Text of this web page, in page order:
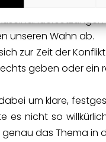
unseren Wahn ab.
zur Zeit der
geben oder ein
um klare,
es nicht so
das Thema in